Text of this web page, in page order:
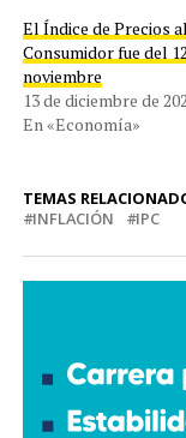
El Índice de Precios al
Consumidor fue del
noviembre
13 de diciembre de
En «Economía»
TEMAS
INFLACIÓN
IPC